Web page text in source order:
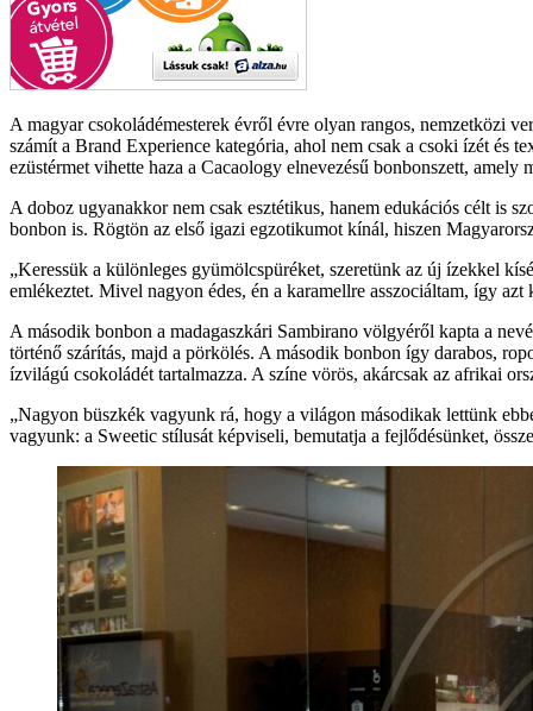
A magyar csokoládémesterek évről évre olyan rangos, nemzetközi
számít a Brand Experience kategória, ahol nem csak a csoki ízét és
ezüstérmet vihette haza a Cacaology elnevezésű bonbonszett,
A doboz ugyanakkor nem csak esztétikus, hanem edukációs célt is
bonbon is. Rögtön az első igazi egzotikumot kínál, hiszen
Keressük a különleges gyümölcspüréket, szeretünk az új ízekkel
emlékeztet. Mivel nagyon édes, én a karamellre asszociáltam, így azt
A második bonbon a madagaszkári Sambirano völgyéről kapta a
történő szárítás, majd a pörkölés. A második bonbon így darabos,
ízvilágú csokoládét tartalmazza. A színe vörös, akárcsak az afrikai
Nagyon büszkék vagyunk rá, hogy a világon másodikak lettünk
vagyunk: a Sweetic stílusát képviseli, bemutatja a fejlődésünket,